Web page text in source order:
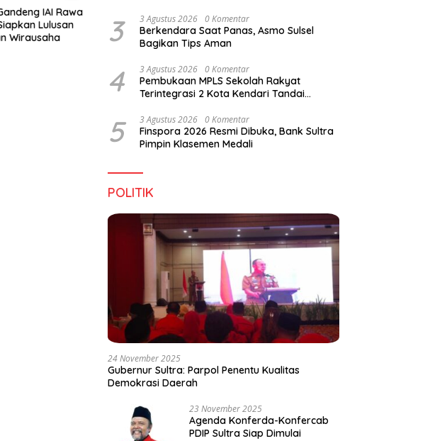
IAI Rawa
Lulusan
Wirausaha
Festival Kuliner Sultra Maimo
2026
Layanan Imigrasi Terintegrasi
3 3 Agustus 2026 0 Komentar
Berkendara Saat Panas, Asmo Sulsel
Bagikan Tips Aman
4 3 Agustus 2026 0 Komentar
Pembukaan MPLS Sekolah Rakyat
Terintegrasi 2 Kota Kendari Tandai
5 3 Agustus 2026 0 Komentar
Finspora 2026 Resmi Dibuka, Bank Sultra
Pimpin Klasemen Medali
POLITIK
24 November 2025
Gubernur Sultra: Parpol Penentu Kualitas
Demokrasi Daerah
23 November 2025
Agenda Konferda-Konfercab
PDIP Sultra Siap Dimulai